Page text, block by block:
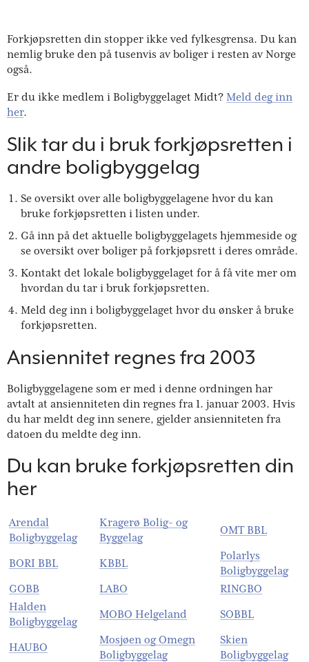
Forkjøpsretten din stopper ikke ved fylkesgrensa. Du kan
nemlig bruke den på tusenvis av boliger i resten av Norge
også.
Er du ikke medlem i Boligbyggelaget Midt? Meld deg inn
her.
Slik tar du i bruk forkjøpsretten i
andre boligbyggelag
Se oversikt over alle boligbyggelagene hvor du kan
bruke forkjøpsretten i listen under.
Gå inn på det aktuelle boligbyggelagets hjemmeside og
se oversikt over boliger på forkjøpsrett i deres område.
Kontakt det lokale boligbyggelaget for å få vite mer om
hvordan du tar i bruk forkjøpsretten.
Meld deg inn i boligbyggelaget hvor du ønsker å bruke
forkjøpsretten.
Ansiennitet regnes fra 2003
Boligbyggelagene som er med i denne ordningen har
avtalt at ansienniteten din regnes fra 1. januar 2003. Hvis
du har meldt deg inn senere, gjelder ansienniteten fra
datoen du meldte deg inn.
Du kan bruke forkjøpsretten din
her
Arendal
Boligbyggelag
Kragerø Bolig- og
Byggelag
OMT BBL
BORI BBL KBBL
Polarlys
Boligbyggelag
GOBB
LABO
RINGBO
Halden
Boligbyggelag
MOBO Helgeland SOBBL
HAUBO
Mosjøen og Omegn
Boligbyggelag
Skien
Boligbyggelag